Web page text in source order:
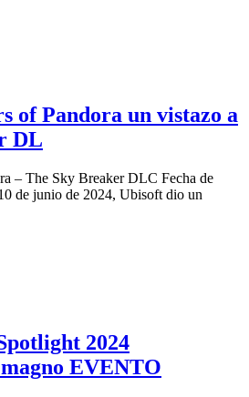
of Pandora un vistazo a
DL
– The Sky Breaker DLC Fecha de
de junio de 2024, Ubisoft dio un
2024
EVENTO